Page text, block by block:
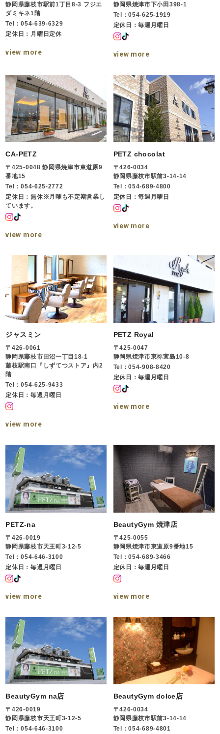
静岡県藤枝市駅前1丁目8-3 フジエ
ダミキネ1階
Tel：054-639-6329
定休日：月曜日定休
view more
静岡県焼津市下小田398-1
Tel：054-625-1919
定休日：毎週月曜日
view more
CA-PETZ
〒425-0048 静岡県焼津市東道原9
番地15
Tel：054-625-2772
定休日：無休※月曜も不定期営業し
ています。
view more
PETZ chocolat
〒426-0034
静岡県藤枝市駅前3-14-14
Tel：054-689-4800
定休日：毎週月曜日
view more
ジャスミン
〒426-0061
静岡県藤枝市田沼一丁目18-1
藤枝駅南口『しずてつストア』内2
階
Tel：054-625-9433
定休日：毎週月曜日
view more
PETZ Royal
〒425-0047
静岡県焼津市東祢宜島10-8
Tel：054-908-8420
定休日：毎週月曜日
view more
PETZ-na
〒426-0019
静岡県藤枝市天王町3-12-5
Tel：054-646-3100
定休日：毎週月曜日
view more
BeautyGym 焼津店
〒425-0055
静岡県焼津市東道原9番地15
Tel：054-689-3466
定休日：毎週月曜日
view more
BeautyGym na店
〒426-0019
静岡県藤枝市天王町3-12-5
Tel：054-646-3100
BeautyGym dolce店
〒426-0034
静岡県藤枝市駅前3-14-14
Tel：054-689-4801